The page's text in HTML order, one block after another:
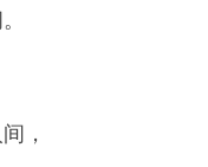
，